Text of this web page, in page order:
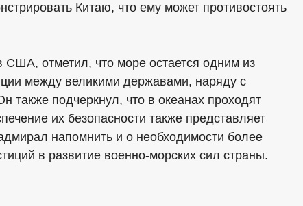
Китаю, что ему может противостоять
отметил, что море остается одним из
между великими державами, наряду с
также подчеркнул, что в океанах проходят
их безопасности также представляет
напомнить и о необходимости более
в развитие военно-морских сил страны.